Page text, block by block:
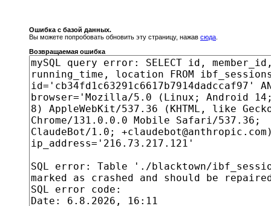
Ошибка с базой данных.
Вы можете попробовать обновить эту страницу, нажав сюда
Возвращаемая ошибка